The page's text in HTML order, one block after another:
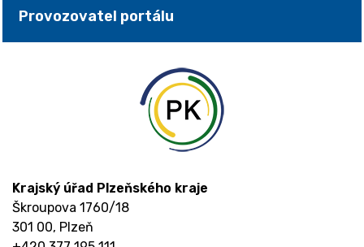
Provozovatel portálu
Krajský úřad Plzeňského kraje
Škroupova 1760/18
301 00, Plzeň